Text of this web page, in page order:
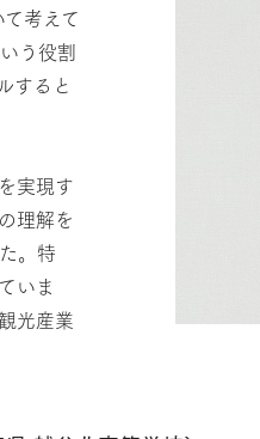
考えて
う役割
すると
実現す
理解を
。特
いま
光産業